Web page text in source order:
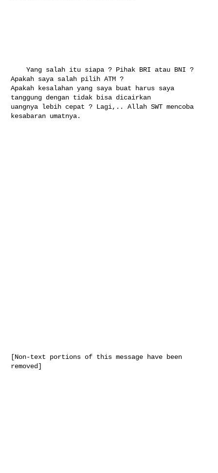
    Yang salah itu siapa ? Pihak BRI atau BNI ?
Apakah saya salah pilih ATM ?
Apakah kesalahan yang saya buat harus saya
tanggung dengan tidak bisa dicairkan
uangnya lebih cepat ? Lagi,.. Allah SWT mencoba
kesabaran umatnya.
[Non-text portions of this message have been
removed]